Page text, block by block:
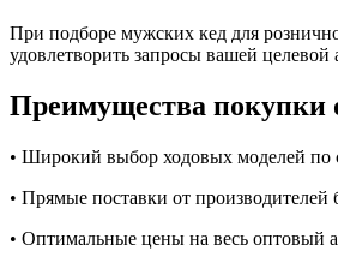
При подборе мужских кед для
удовлетворить запросы вашей целевой
Преимущества покупки
• Широкий выбор ходовых моделей по
• Прямые поставки от производителей
• Оптимальные цены на весь оптовый